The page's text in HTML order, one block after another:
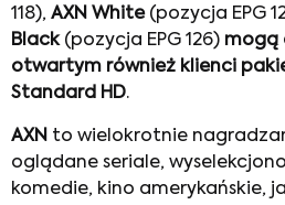
118), AXN White(pozycja EPG
Black(pozycja EPG 126) mogą
otwartym również klienci
Standard HD.
AXN to wielokrotnie
oglądane seriale,
komedie, kino amerykańskie,